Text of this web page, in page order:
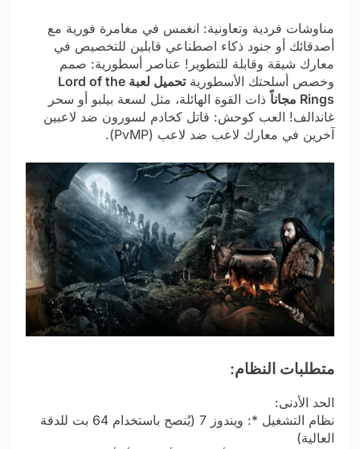
مناوشات فردية وتعاونية: انغمس في مغامرة فورية مع
أصدقائك أو جنود ذكاء اصطناعي قابلين للتخصيص في
معارك شيقة وقابلة للتطوير! عناصر أسطورية: صمم
وخصص أسلحتك الأسطورية
تحميل لعبة Lord of the
Rings مجاناً
ذات القوة الهائلة، مثل لسعة بيلبو أو سحر
غاندالف! العب كوحش: قاتل كخادم لسورون ضد لاعبين
آخرين في معارك لاعب ضد لاعب (PvMP).
متطلبات النظام:
الحد الأدنى:
نظام التشغيل *: ويندوز 7 (يُنصح باستخدام 64 بت للدقة
العالية)